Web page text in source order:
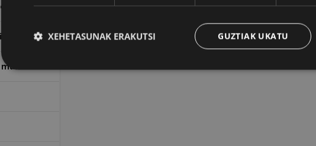
HARRIA GUZTIAK UKATU
XEHETASUNAK ERAKUTSI